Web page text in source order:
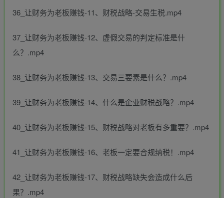
36_让财务为老板赚钱-11、财税战略-交易生税.mp4
37_让财务为老板赚钱-12、虚假交易的判定标准是什
么？.mp4
38_让财务为老板赚钱-13、交易三要素是什么？.mp4
39_让财务为老板赚钱-14、什么是企业财税战略？.mp4
40_让财务为老板赚钱-15、财税战略对老板有多重要？.mp4
41_让财务为老板赚钱-16、老板一定要合规纳税！.mp4
42_让财务为老板赚钱-17、财税战略缺失会造成什么后
果？.mp4